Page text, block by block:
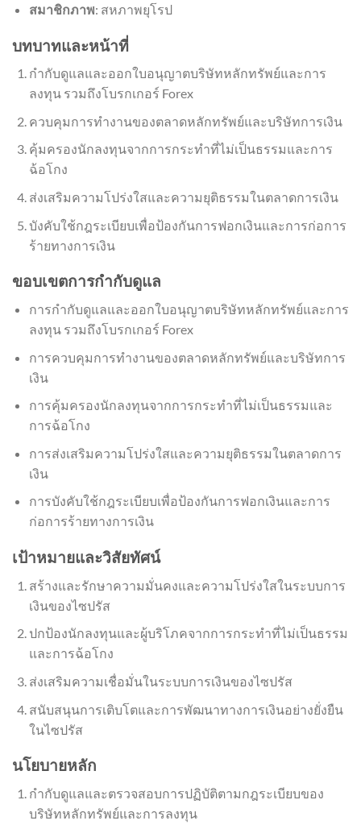
สมาชิกภาพ: สหภาพยุโรป
บทบาทและหน้าที่
กำกับดูแลและออกใบอนุญาตบริษัทหลักทรัพย์และการ
ลงทุน รวมถึงโบรกเกอร์ Forex
ควบคุมการทำงานของตลาดหลักทรัพย์และบริษัทการเงิน
คุ้มครองนักลงทุนจากการกระทำที่ไม่เป็นธรรมและการ
ฉ้อโกง
ส่งเสริมความโปร่งใสและความยุติธรรมในตลาดการเงิน
บังคับใช้กฎระเบียบเพื่อป้องกันการฟอกเงินและการก่อการ
ร้ายทางการเงิน
ขอบเขตการกำกับดูแล
การกำกับดูแลและออกใบอนุญาตบริษัทหลักทรัพย์และการ
ลงทุน รวมถึงโบรกเกอร์ Forex
การควบคุมการทำงานของตลาดหลักทรัพย์และบริษัทการ
เงิน
การคุ้มครองนักลงทุนจากการกระทำที่ไม่เป็นธรรมและ
การฉ้อโกง
การส่งเสริมความโปร่งใสและความยุติธรรมในตลาดการ
เงิน
การบังคับใช้กฎระเบียบเพื่อป้องกันการฟอกเงินและการ
ก่อการร้ายทางการเงิน
เป้าหมายและวิสัยทัศน์
สร้างและรักษาความมั่นคงและความโปร่งใสในระบบการ
เงินของไซปรัส
ปกป้องนักลงทุนและผู้บริโภคจากการกระทำที่ไม่เป็นธรรม
และการฉ้อโกง
ส่งเสริมความเชื่อมั่นในระบบการเงินของไซปรัส
สนับสนุนการเติบโตและการพัฒนาทางการเงินอย่างยั่งยืน
ในไซปรัส
นโยบายหลัก
กำกับดูแลและตรวจสอบการปฏิบัติตามกฎระเบียบของ
บริษัทหลักทรัพย์และการลงทุน